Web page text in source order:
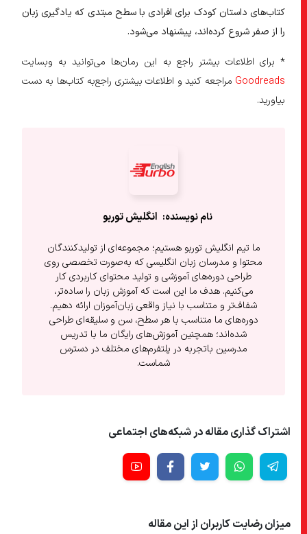
کتاب‌های داستان کودک برای افرادی با سطح مبتدی که یادگیری زبان
را از صفر شروع کرده‌اند، پیشنهاد می‌شود.
* برای اطلاعات بیشتر راجع به این رمان‌ها می‌توانید به وبسایت
Goodreadsمراجعه کنید و اطلاعات بیشتری راجع‌به کتاب‌ها به دست
بیاورید.
انگلیش‌ توربو
ما تیم انگلیش توربو هستیم؛ مجموعه‌ای از تولیدکنندگان
محتوا و مدرسان زبان انگلیسی که به‌صورت تخصصی روی
طراحی دوره‌های آموزشی و تولید محتوای کاربردی کار
می‌کنیم. هدف ما این است که آموزش زبان را ساده‌تر،
شفاف‌تر و متناسب با نیاز واقعی زبان‌آموزان ارائه دهیم.
دوره‌های ما متناسب با هر سطح، سن و سلیقه‌ای طراحی
شده‌اند؛ همچنین آموزش‌های رایگان ما با تدریس
مدرسین باتجربه در پلتفرم‌های مختلف در دسترس
شماست.
اشتراک گذاری مقاله در شبکه‌های اجتماعی
میزان رضایت کاربران از این مقاله